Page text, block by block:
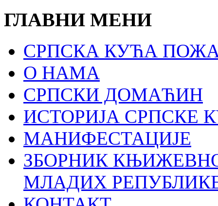
ГЛАВНИ МЕНИ
СРПСКА КУЋА
О НАМА
СРПСКИ ДОМАЋИН
ИСТОРИЈА СРПСКЕ
МАНИФЕСТАЦИЈЕ
ЗБОРНИК
МЛАДИХ